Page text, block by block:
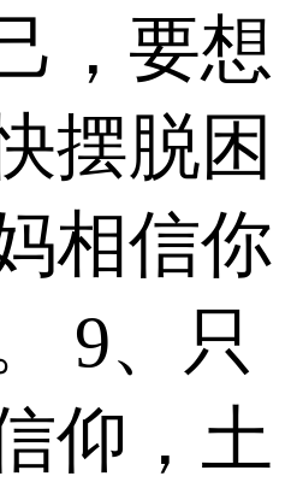
，要想
摆脱困
相信你
9、只
仰，土